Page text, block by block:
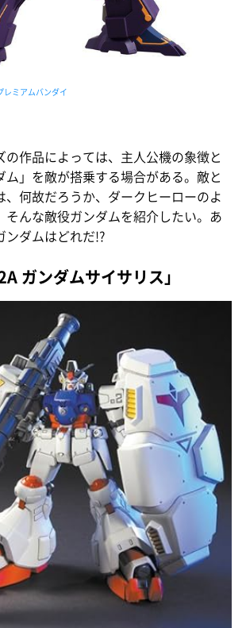
ミアムバンダイ‎
の作品によっては、主人公機の象徴と
ム」を敵が搭乗する場合がある。敵と
、何故だろうか、ダークヒーローのよ
そんな敵役ガンダムを紹介したい。あ
ンダムはどれだ!?
ガンダムサイサリス」